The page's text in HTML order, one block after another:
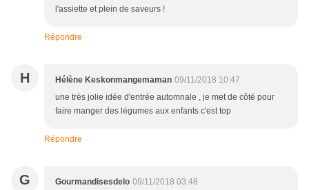
l'assiette et plein de saveurs !
Répondre
H Hélène Keskonmangemaman 09/11/2018 10:47
une très jolie idée d'entrée automnale , je met de côté pour
faire manger des légumes aux enfants c'est top
Répondre
G Gourmandisesdelo 09/11/2018 03:48